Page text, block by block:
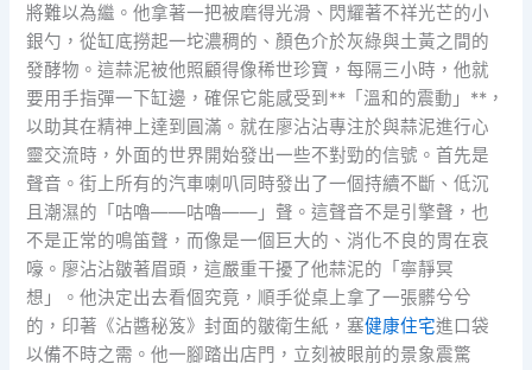
將難以為繼。他拿著一把被磨得光滑、閃耀著不祥光芒的小
銀勺，從缸底撈起一坨濃稠的、顏色介於灰綠與土黃之間的
發酵物。這蒜泥被他照顧得像稀世珍寶，每隔三小時，他就
要用手指彈一下缸邊，確保它能感受到**「溫和的震動」**，
以助其在精神上達到圓滿。就在廖沾沾專注於與蒜泥進行心
靈交流時，外面的世界開始發出一些不對勁的信號。首先是
聲音。街上所有的汽車喇叭同時發出了一個持續不斷、低沉
且潮濕的「咕嚕——咕嚕——」聲。這聲音不是引擎聲，也
不是正常的鳴笛聲，而像是一個巨大的、消化不良的胃在哀
嚎。廖沾沾皺著眉頭，這嚴重干擾了他蒜泥的「寧靜冥
想」。他決定出去看個究竟，順手從桌上拿了一張髒兮兮
的，印著《沾醬秘笈》封面的皺衛生紙，塞健康住宅進口袋
以備不時之需。他一腳踏出店門，立刻被眼前的景象震驚